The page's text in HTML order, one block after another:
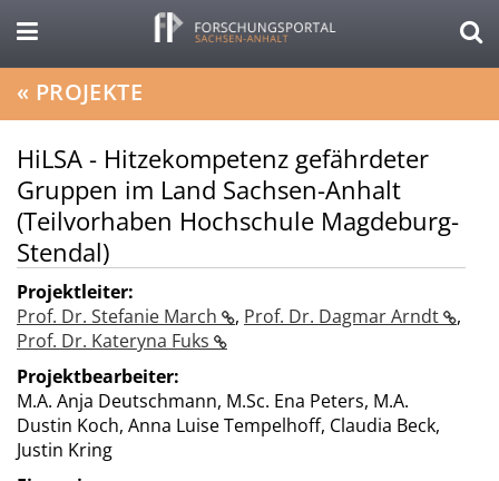
« PROJEKTE
HiLSA - Hitzekompetenz gefährdeter
Gruppen im Land Sachsen-Anhalt
(Teilvorhaben Hochschule Magdeburg-
Stendal)
Projektleiter:
Prof. Dr. Stefanie March
, Prof. Dr. Dagmar Arndt
,
Prof. Dr. Kateryna Fuks
Projektbearbeiter:
M.A. Anja Deutschmann, M.Sc. Ena Peters, M.A.
Dustin Koch, Anna Luise Tempelhoff, Claudia Beck,
Justin Kring